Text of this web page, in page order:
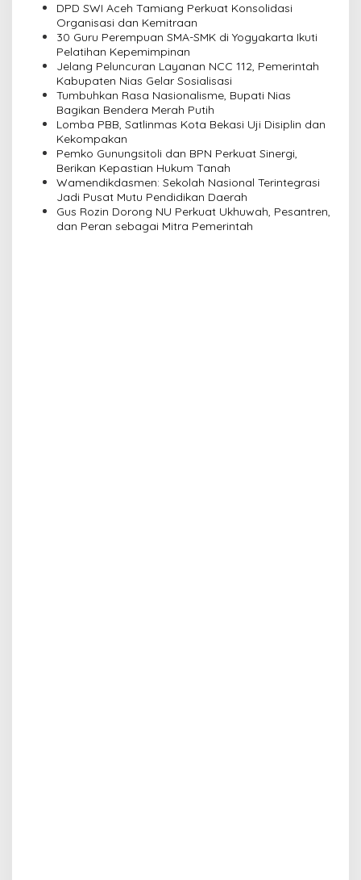
DPD SWI Aceh Tamiang Perkuat Konsolidasi
Organisasi dan Kemitraan
30 Guru Perempuan SMA-SMK di Yogyakarta Ikuti
Pelatihan Kepemimpinan
Jelang Peluncuran Layanan NCC 112, Pemerintah
Kabupaten Nias Gelar Sosialisasi
Tumbuhkan Rasa Nasionalisme, Bupati Nias
Bagikan Bendera Merah Putih
Lomba PBB, Satlinmas Kota Bekasi Uji Disiplin dan
Kekompakan
Pemko Gunungsitoli dan BPN Perkuat Sinergi,
Berikan Kepastian Hukum Tanah
Wamendikdasmen: Sekolah Nasional Terintegrasi
Jadi Pusat Mutu Pendidikan Daerah
Gus Rozin Dorong NU Perkuat Ukhuwah, Pesantren,
dan Peran sebagai Mitra Pemerintah